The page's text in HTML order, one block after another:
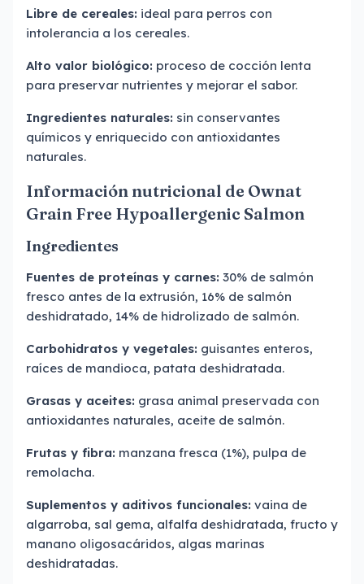
Libre de cereales: ideal para perros con
intolerancia a los cereales.
Alto valor biológico: proceso de cocción lenta
para preservar nutrientes y mejorar el sabor.
Ingredientes naturales: sin conservantes
químicos y enriquecido con antioxidantes
naturales.
Información nutricional de Ownat
Grain Free Hypoallergenic Salmon
Ingredientes
Fuentes de proteínas y carnes: 30% de salmón
fresco antes de la extrusión, 16% de salmón
deshidratado, 14% de hidrolizado de salmón.
Carbohidratos y vegetales: guisantes enteros,
raíces de mandioca, patata deshidratada.
Grasas y aceites: grasa animal preservada con
antioxidantes naturales, aceite de salmón.
Frutas y fibra: manzana fresca (1%), pulpa de
remolacha.
Suplementos y aditivos funcionales: vaina de
algarroba, sal gema, alfalfa deshidratada, fructo y
manano oligosacáridos, algas marinas
deshidratadas.